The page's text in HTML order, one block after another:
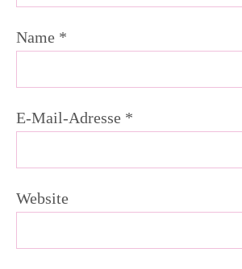
Name *
E-Mail-Adresse *
Website